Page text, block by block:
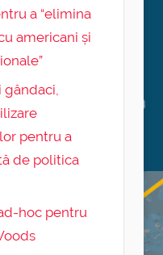
a “elimina
americani și
gândaci,
pentru a
de politica
hoc pentru